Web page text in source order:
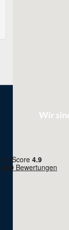
Wir